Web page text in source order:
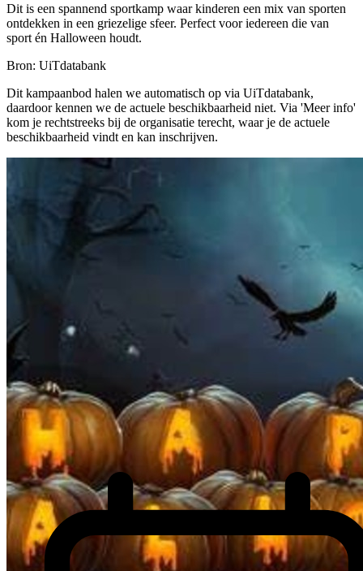
Dit is een spannend sportkamp waar kinderen een mix van sporten
ontdekken in een griezelige sfeer. Perfect voor iedereen die van
sport én Halloween houdt.
Bron: UiTdatabank
Dit kampaanbod halen we automatisch op via UiTdatabank,
daardoor kennen we de actuele beschikbaarheid niet. Via 'Meer info'
kom je rechtstreeks bij de organisatie terecht, waar je de actuele
beschikbaarheid vindt en kan inschrijven.